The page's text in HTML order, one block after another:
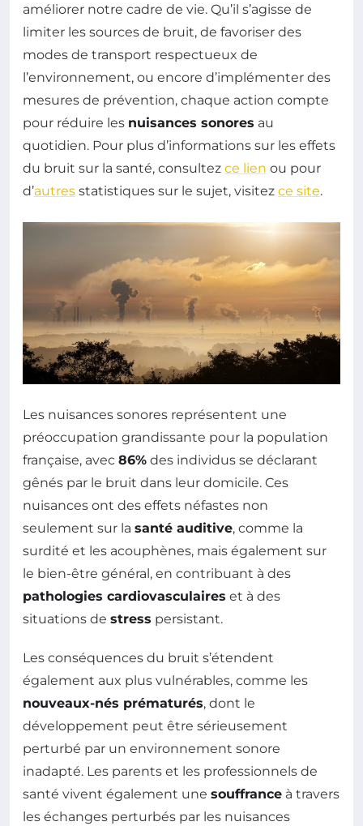
améliorer notre cadre de vie. Qu’il s’agisse de
limiter les sources de bruit, de favoriser des
modes de transport respectueux de
l’environnement, ou encore d’implémenter des
mesures de prévention, chaque action compte
pour réduire les nuisances sonores au
quotidien. Pour plus d’informations sur les effets
du bruit sur la santé, consultez ce lien ou pour
d’autres statistiques sur le sujet, visitez ce site.
Les nuisances sonores représentent une
préoccupation grandissante pour la population
française, avec 86% des individus se déclarant
gênés par le bruit dans leur domicile. Ces
nuisances ont des effets néfastes non
seulement sur la santé auditive, comme la
surdité et les acouphènes, mais également sur
le bien-être général, en contribuant à des
pathologies cardiovasculaires et à des
situations de stress persistant.
Les conséquences du bruit s’étendent
également aux plus vulnérables, comme les
nouveaux-nés prématurés, dont le
développement peut être sérieusement
perturbé par un environnement sonore
inadapté. Les parents et les professionnels de
santé vivent également une souffrance à travers
les échanges perturbés par les nuisances